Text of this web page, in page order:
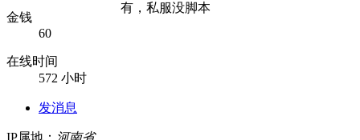
金钱
60
在线时间
572 小时
发消息
IP属地： 河南省
有，私服没脚本